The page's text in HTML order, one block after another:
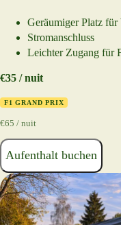
Geräumiger Platz
Stromanschluss
Leichter Zugang für
€35 / nuit
F1 GRAND PRIX
€65 / nuit
Aufenthalt buchen